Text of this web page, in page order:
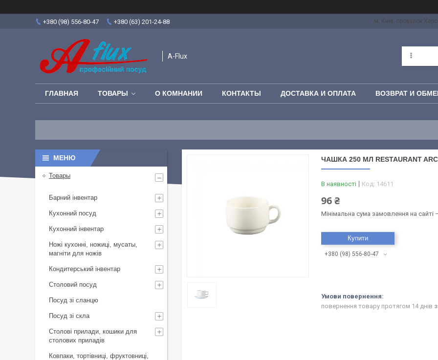
+380 (98) 556-80-47 +380 (63) 201-24-88 м. Київ, провулок
A-Flux
ГЛАВНАЯ ТОВАРЫ О КОМНАНИИ КОНТАКТЫ ДОСТАВКА И ОПЛАТА ВОЗВРАТ И
ЧАШКА 250 МЛ RESTAURANT
В наявності Код: 14611
96 ₴
Мінімальна сума замовлення на сайті
Купити
+380 (98) 556-80-47
повернення товару протягом 14 днів
Товары
Барний інвентар
Кухонний посуд
Кухонний інвентар
Ножі кухонні, ножиці, мусаты,
магніти для ножів
Кондитерський інвентар
Столовий посуд
Посуд зі сланцю
Посуд зі скла
Столові прилади, кошики для
столових приладів
Ковпаки, тортівниці, фруктовниці,